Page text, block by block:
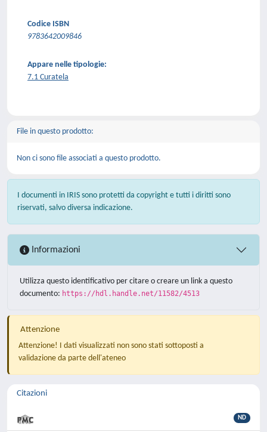
Codice ISBN
9783642009846
Appare nelle tipologie:
7.1 Curatela
File in questo prodotto:
Non ci sono file associati a questo prodotto.
I documenti in IRIS sono protetti da copyright e tutti i diritti sono
riservati, salvo diversa indicazione.
Informazioni
Utilizza questo identificativo per citare o creare un link a questo
documento: https://hdl.handle.net/11582/4513
Attenzione
Attenzione! I dati visualizzati non sono stati sottoposti a
validazione da parte dell'ateneo
Citazioni
ND